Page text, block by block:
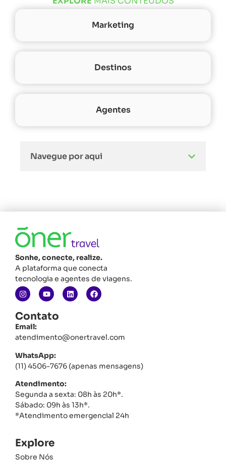
Marketing
Destinos
Agentes
Navegue por aqui
Sonhe, conecte, realize.
A plataforma que conecta
tecnologia e agentes de viagens.
Contato
Email:
atendimento@onertravel.com
WhatsApp:
(11) 4506-7676 (apenas mensagens)
Atendimento:
Segunda a sexta: 08h às 20h*.
Sábado: 09h às 13h*.
*Atendimento emergencial 24h
Explore
Sobre Nós